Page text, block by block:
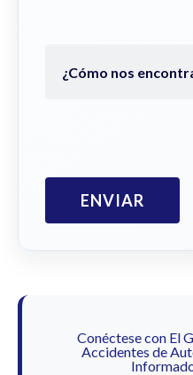
Conéctese con El
Accidentes de